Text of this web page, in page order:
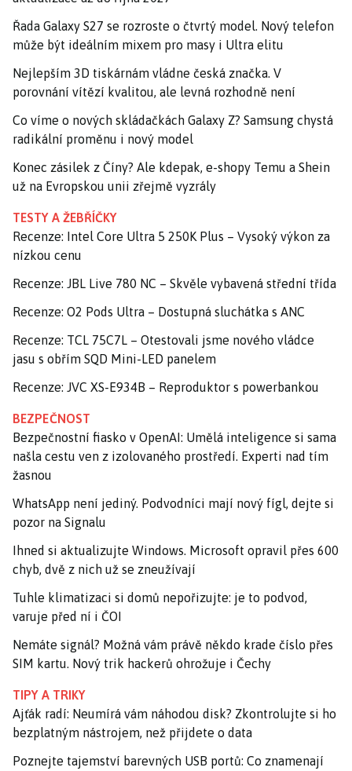
Řada Galaxy S27 se rozroste o čtvrtý model. Nový telefon
může být ideálním mixem pro masy i Ultra elitu
Nejlepším 3D tiskárnám vládne česká značka. V
porovnání vítězí kvalitou, ale levná rozhodně není
Co víme o nových skládačkách Galaxy Z? Samsung chystá
radikální proměnu i nový model
Konec zásilek z Číny? Ale kdepak, e-shopy Temu a Shein
už na Evropskou unii zřejmě vyzrály
TESTY A ŽEBŘÍČKY
Recenze: Intel Core Ultra 5 250K Plus – Vysoký výkon za
nízkou cenu
Recenze: JBL Live 780 NC – Skvěle vybavená střední třída
Recenze: O2 Pods Ultra – Dostupná sluchátka s ANC
Recenze: TCL 75C7L – Otestovali jsme nového vládce
jasu s obřím SQD Mini-LED panelem
Recenze: JVC XS-E934B – Reproduktor s powerbankou
BEZPEČNOST
Bezpečnostní fiasko v OpenAI: Umělá inteligence si sama
našla cestu ven z izolovaného prostředí. Experti nad tím
žasnou
WhatsApp není jediný. Podvodníci mají nový fígl, dejte si
pozor na Signalu
Ihned si aktualizujte Windows. Microsoft opravil přes 600
chyb, dvě z nich už se zneužívají
Tuhle klimatizaci si domů nepořizujte: je to podvod,
varuje před ní i ČOI
Nemáte signál? Možná vám právě někdo krade číslo přes
SIM kartu. Nový trik hackerů ohrožuje i Čechy
TIPY A TRIKY
Ajťák radí: Neumírá vám náhodou disk? Zkontrolujte si ho
bezplatným nástrojem, než přijdete o data
Poznejte tajemství barevných USB portů: Co znamenají